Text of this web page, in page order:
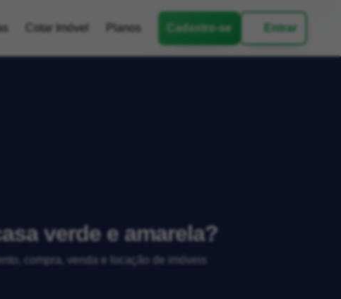
Cotar Imóvel Planos Cadastre-se Entrar
verde e amarela?
compra, venda e locação de imóveis